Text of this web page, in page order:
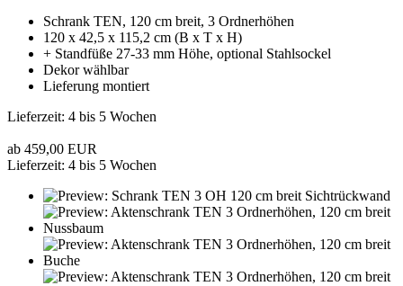
Schrank TEN, 120 cm breit, 3 Ordnerhöhen
120 x 42,5 x 115,2 cm (B x T x H)
+ Standfüße 27-33 mm Höhe, optional Stahlsockel
Dekor wählbar
Lieferung montiert
Lieferzeit: 4 bis 5 Wochen
ab 459,00 EUR
Lieferzeit: 4 bis 5 Wochen